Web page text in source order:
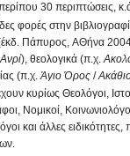
30 περιπτώσεις,
φορές στην
Πάπυρος, ΑΘήνα
), θεολογικά (π.χ.
(π.χ. Άγιο Όρος/
κυρίως Θεολόγοι,
Νομικοί,
και άλλες